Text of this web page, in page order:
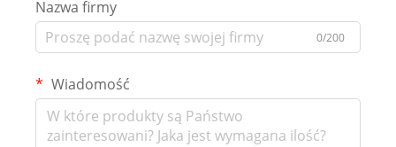
Nazwa firmy
0/200
Wiadomość